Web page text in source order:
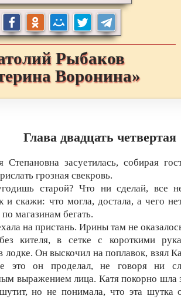
Рыбаков
Воронина»
Глава двадцать четвертая
Степановна засуетилась, собирая
грозная свекровь.
старой? Что ни сделай, все
и скажи: что могла, достала, а чего
магазинам бегать.
на пристань. Ирины там не
кителя, в сетке с короткими
лодке. Он выскочил на поплавок, взял
это он проделал, не говоря ни
выражением лица. Катя покорно шла
но не понимала, что эта шутка